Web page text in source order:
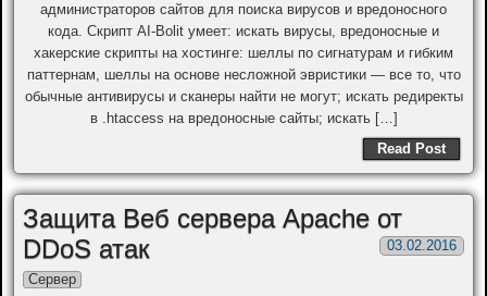
администраторов сайтов для поиска вирусов и вредоносного
кода. Скрипт AI-Bolit умеет: искать вирусы, вредоносные и
хакерские скрипты на хостинге: шеллы по сигнатурам и гибким
паттернам, шеллы на основе несложной эвристики — все то, что
обычные антивирусы и сканеры найти не могут; искать редиректы
в .htaccess на вредоносные сайты; искать […]
Read Post
Защита Веб сервера Apache от
DDoS атак
03.02.2016
Сервер